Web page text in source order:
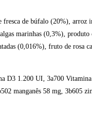
fresca de búfalo (20%),
marinhas (0,3%),
(0,016%), fruto de rosa
D3 1.200 UI, 3a700
manganês 58 mg, 3b605